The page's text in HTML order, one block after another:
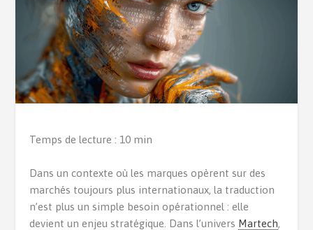
Temps de lecture : 10 min
Dans un contexte où les marques opèrent sur des
marchés toujours plus internationaux, la traduction
n’est plus un simple besoin opérationnel : elle
devient un enjeu stratégique. Dans l’univers Martech,